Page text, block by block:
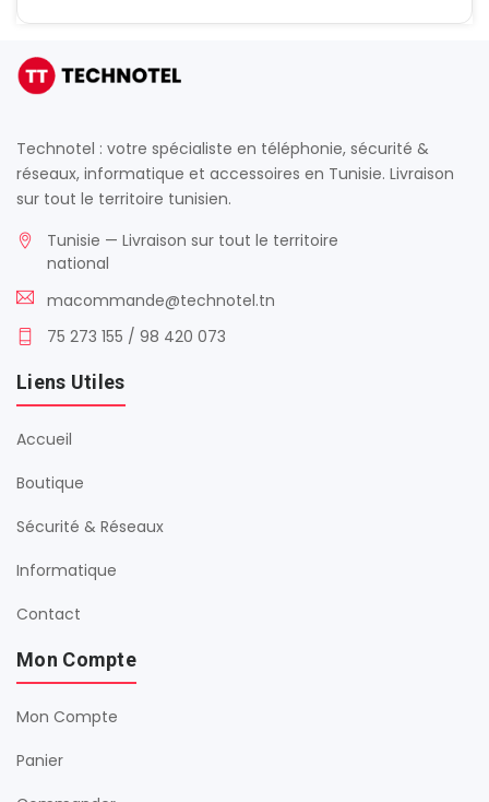
Technotel : votre spécialiste en téléphonie, sécurité &
réseaux, informatique et accessoires en Tunisie. Livraison
sur tout le territoire tunisien.
Tunisie — Livraison sur tout le territoire
national
macommande@technotel.tn
75 273 155 / 98 420 073
Liens Utiles
Accueil
Boutique
Sécurité & Réseaux
Informatique
Contact
Mon Compte
Mon Compte
Panier